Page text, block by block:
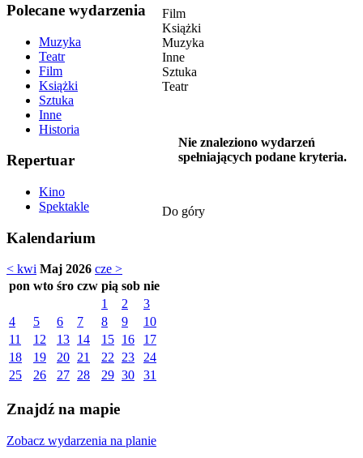
Polecane wydarzenia
Muzyka
Teatr
Film
Książki
Sztuka
Inne
Historia
Repertuar
Kino
Spektakle
Kalendarium
< kwi Maj 2026 cze >
pon wto śro czw pią sob nie
1
2
3
4
5 6 7 8 9
10
11
12 13 14 15 16
17
18
19 20 21 22 23
24
25
26 27 28 29 30 31
Znajdź na mapie
Zobacz wydarzenia na planie
Film
Książki
Muzyka
Inne
Sztuka
Teatr
Nie znaleziono wydarzeń
spełniających podane kryteria.
Do góry